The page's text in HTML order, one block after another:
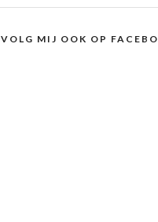
VOLG MIJ OOK OP